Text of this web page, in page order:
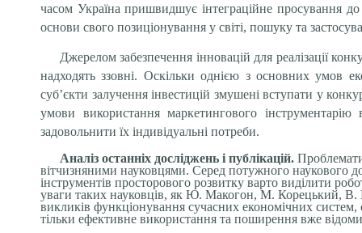
часом Україна пришвидшує інтеграційне просування
основи свого позиціонування у світі, пошуку та
Джерелом забезпечення інновацій для реалізації
надходять ззовні. Оскільки однією з основних умов
суб’єкти залучення інвестицій змушені вступати у
умови використання маркетингового інструментарію
задовольнити їх індивідуальні потреби.
Аналіз останніх досліджень і публікацій.
вітчизняними науковцями. Серед потужного наукового
інструментів просторового розвитку варто виділити
уваги таких науковців, як Ю. Макогон, М. Корецький, В.
викликів функціонування сучасних економічних систем,
тільки ефективне використання та поширення вже